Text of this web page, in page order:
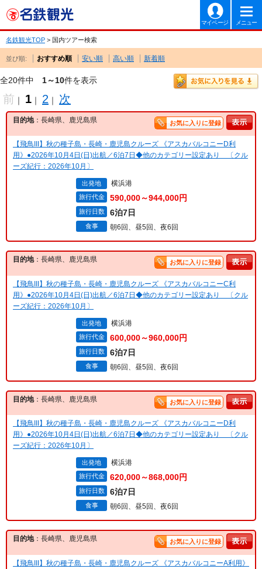
マイページ メニュー
名鉄観光TOP > 国内ツアー検索
並び順: おすすめ順 安い順 高い順 新着順
全20件中 1～10件を表示
前 ｜ 1 ｜ 2 ｜ 次
目的地：長崎県、鹿児島県 お気に入りに登録
【飛鳥III】秋の種子島・長崎・鹿児島クルーズ 《アスカバルコニーD利
用》●2026年10月4日(日)出航／6泊7日◆他のカテゴリー設定あり 〔クル
ーズ紀行：2026年10月〕
出発地 横浜港
旅行代金 590,000～944,000円
旅行日数 6泊7日
食事 朝6回、昼5回、夜6回
目的地：長崎県、鹿児島県 お気に入りに登録
【飛鳥III】秋の種子島・長崎・鹿児島クルーズ 《アスカバルコニーC利
用》●2026年10月4日(日)出航／6泊7日◆他のカテゴリー設定あり 〔クル
ーズ紀行：2026年10月〕
出発地 横浜港
旅行代金 600,000～960,000円
旅行日数 6泊7日
食事 朝6回、昼5回、夜6回
目的地：長崎県、鹿児島県 お気に入りに登録
【飛鳥III】秋の種子島・長崎・鹿児島クルーズ 《アスカバルコニーD利
用》●2026年10月4日(日)出航／6泊7日◆他のカテゴリー設定あり 〔クル
ーズ紀行：2026年10月〕
出発地 横浜港
旅行代金 620,000～868,000円
旅行日数 6泊7日
食事 朝6回、昼5回、夜6回
目的地：長崎県、鹿児島県 お気に入りに登録
【飛鳥III】秋の種子島・長崎・鹿児島クルーズ 《アスカバルコニーA利用》